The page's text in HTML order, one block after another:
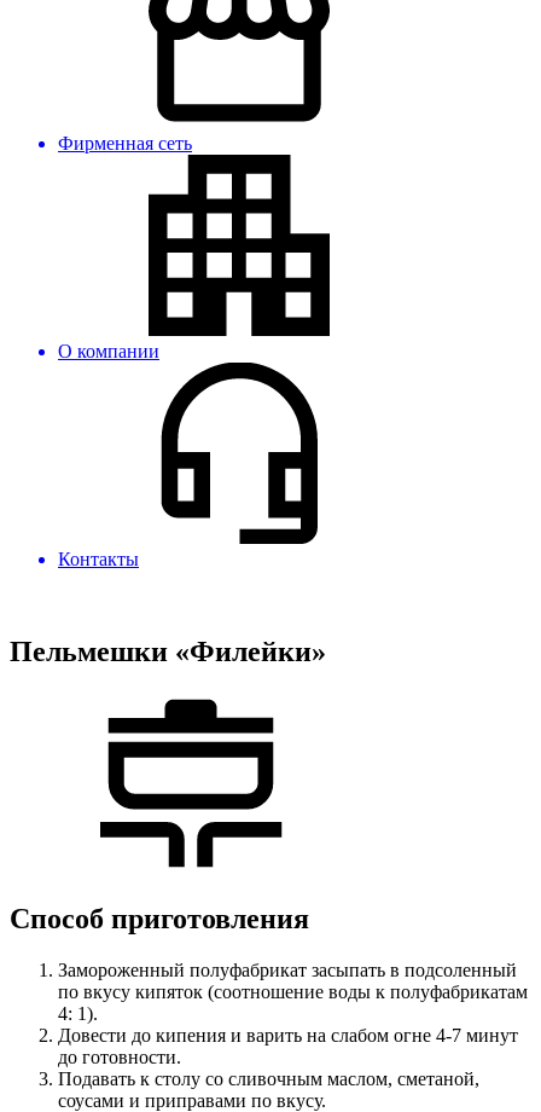
Фирменная сеть
О компании
Контакты
Пельмешки «Филейки»
Способ приготовления
Замороженный полуфабрикат засыпать в подсоленный
по вкусу кипяток (соотношение воды к полуфабрикатам
4: 1).
Довести до кипения и варить на слабом огне 4-7 минут
до готовности.
Подавать к столу со сливочным маслом, сметаной,
соусами и приправами по вкусу.